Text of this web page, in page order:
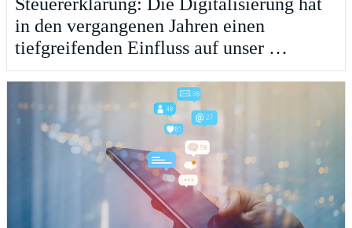
Steuererklärung: Die Digitalisierung hat
in den vergangenen Jahren einen
tiefgreifenden Einfluss auf unser …